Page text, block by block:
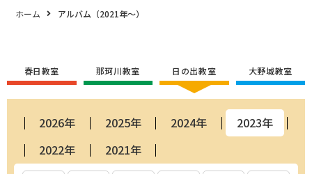
ホーム アルバム（2021年〜）
春日教室 那珂川教室 日の出教室 大野城教室
2026年 2025年 2024年
2023年
2022年
2021年